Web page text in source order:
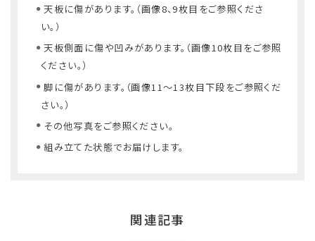
天板に傷があります。（画像8、9枚目をご参照くださ
い。）
天板側面に傷や凹みがあります。（画像10枚目をご参照
ください。）
脚に傷があります。（画像11〜13枚目下段をご参照くだ
さい。）
その他写真をご参照ください。
組み立てた状態でお届けします。
関連記事